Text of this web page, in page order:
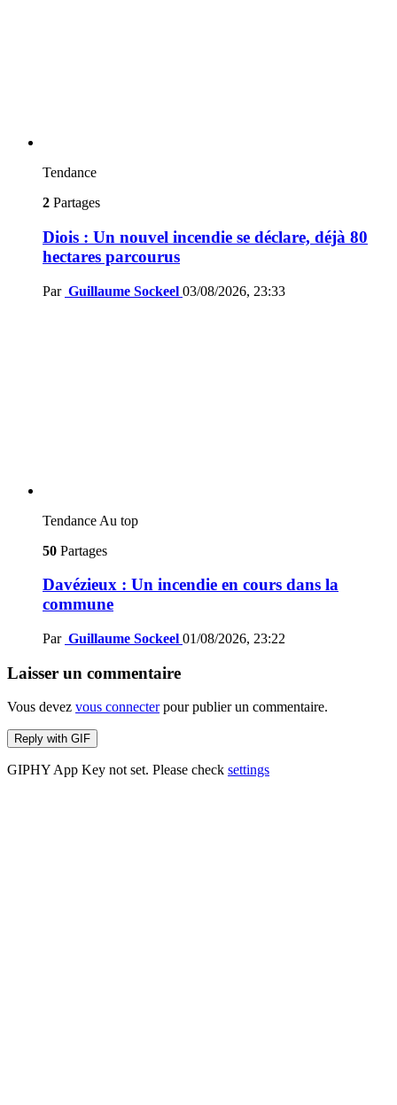
Tendance
2 Partages
Diois : Un nouvel incendie se déclare, déjà 80
hectares parcourus
Par Guillaume Sockeel 03/08/2026, 23:33
Tendance Au top
50 Partages
Davézieux : Un incendie en cours dans la
commune
Par Guillaume Sockeel 01/08/2026, 23:22
Laisser un commentaire
Vous devez vous connecterpour publier un commentaire.
Reply with GIF
GIPHY App Key not set. Please check settings